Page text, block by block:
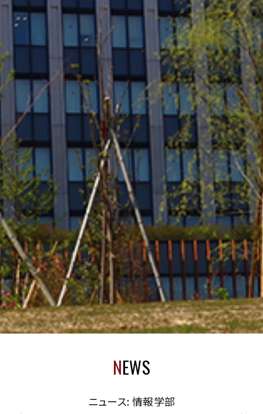
NEWS
ニュース: 情報学部